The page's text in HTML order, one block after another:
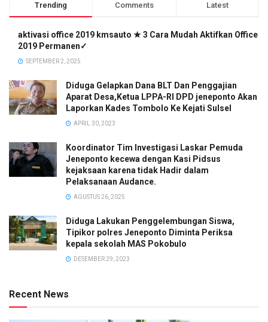
Trending Comments Latest
aktivasi office 2019 kmsauto ★ 3 Cara Mudah Aktifkan Office
2019 Permanen✓
SEPTEMBER 2, 2025
Diduga Gelapkan Dana BLT Dan Penggajian
Aparat Desa,Ketua LPPA-RI DPD jeneponto Akan
Laporkan Kades Tombolo Ke Kejati Sulsel
APRIL 30, 2023
Koordinator Tim Investigasi Laskar Pemuda
Jeneponto kecewa dengan Kasi Pidsus
kejaksaan karena tidak Hadir dalam
Pelaksanaan Audance.
AGUSTUS 26, 2025
Diduga Lakukan Penggelembungan Siswa,
Tipikor polres Jeneponto Diminta Periksa
kepala sekolah MAS Pokobulo
DESEMBER 29, 2023
Recent News